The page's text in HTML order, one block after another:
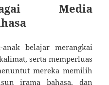
Media
belajar merangkai
serta memperluas
mereka memilih
irama bahasa, dan